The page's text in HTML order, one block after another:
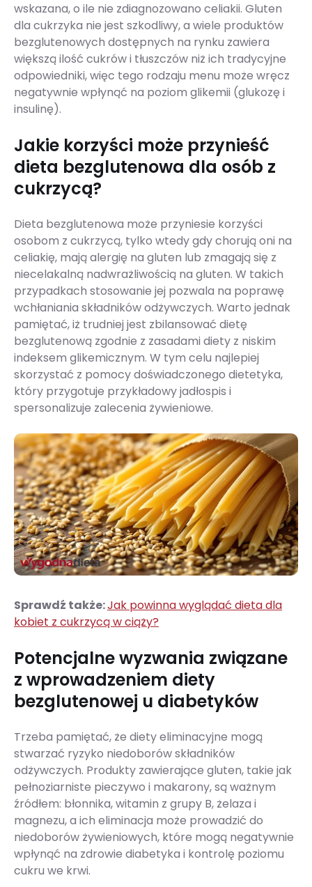
wskazana, o ile nie zdiagnozowano celiakii. Gluten
dla cukrzyka nie jest szkodliwy, a wiele produktów
bezglutenowych dostępnych na rynku zawiera
większą ilość cukrów i tłuszczów niż ich tradycyjne
odpowiedniki, więc tego rodzaju menu może wręcz
negatywnie wpłynąć na poziom glikemii (glukozę i
insulinę).
Jakie korzyści może przynieść
dieta bezglutenowa dla osób z
cukrzycą?
Dieta bezglutenowa może przyniesie korzyści
osobom z cukrzycą, tylko wtedy gdy chorują oni na
celiakię, mają alergię na gluten lub zmagają się z
niecelakalną nadwrażliwością na gluten. W takich
przypadkach stosowanie jej pozwala na poprawę
wchłaniania składników odżywczych. Warto jednak
pamiętać, iż trudniej jest zbilansować dietę
bezglutenową zgodnie z zasadami diety z niskim
indeksem glikemicznym. W tym celu najlepiej
skorzystać z pomocy doświadczonego dietetyka,
który przygotuje przykładowy jadłospis i
spersonalizuje zalecenia żywieniowe.
Sprawdź także:Jak powinna wyglądać dieta dla
kobiet z cukrzycą w ciąży?
Potencjalne wyzwania związane
z wprowadzeniem diety
bezglutenowej u diabetyków
Trzeba pamiętać, że diety eliminacyjne mogą
stwarzać ryzyko niedoborów składników
odżywczych. Produkty zawierające gluten, takie jak
pełnoziarniste pieczywo i makarony, są ważnym
źródłem: błonnika, witamin z grupy B, żelaza i
magnezu, a ich eliminacja może prowadzić do
niedoborów żywieniowych, które mogą negatywnie
wpłynąć na zdrowie diabetyka i kontrolę poziomu
cukru we krwi.